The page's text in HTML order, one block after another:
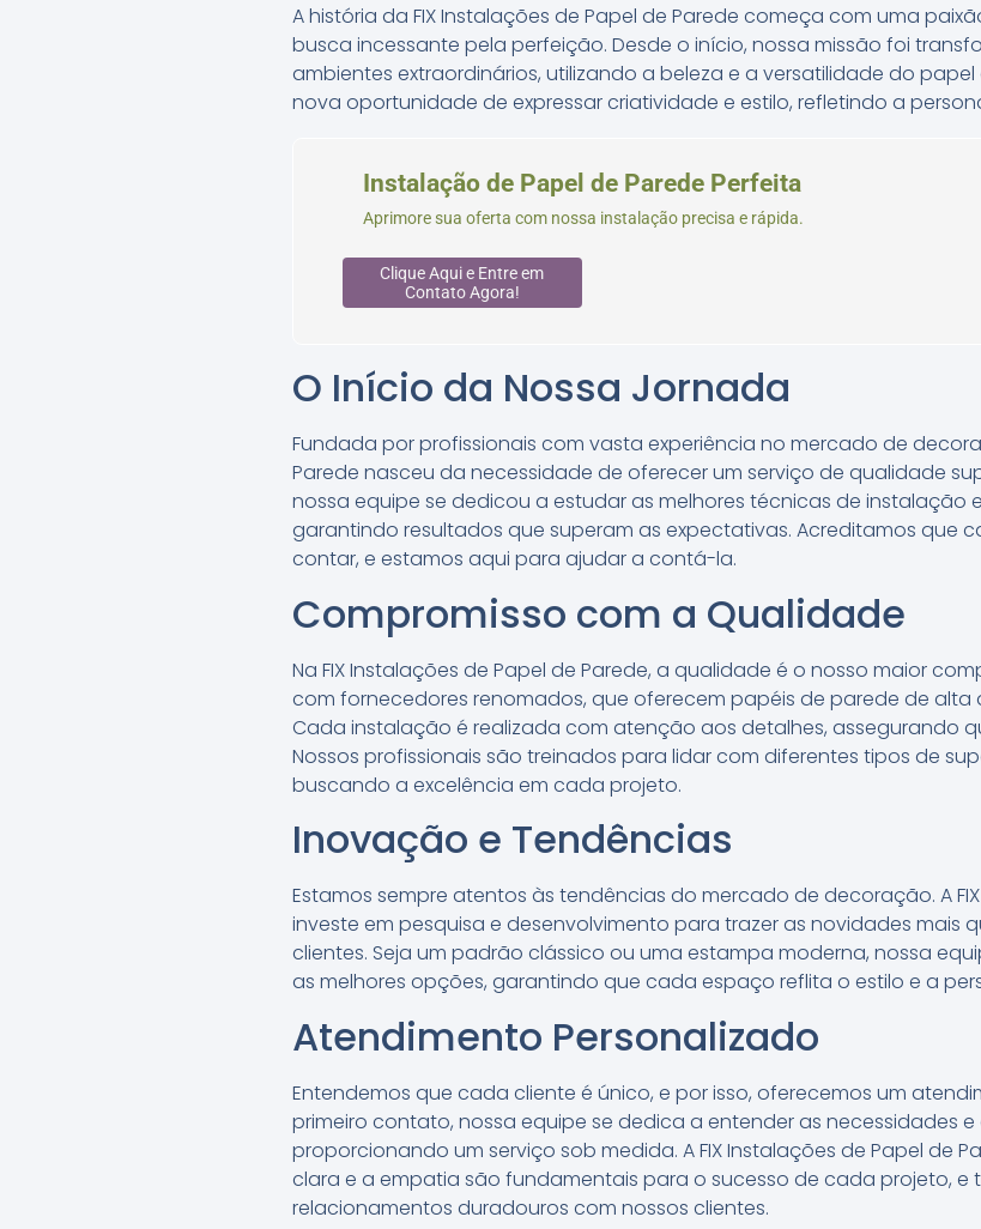
A história da FIX Instalações de Papel de Parede começa com uma
busca incessante pela perfeição. Desde o início, nossa missão foi
ambientes extraordinários, utilizando a beleza e a versatilidade do
nova oportunidade de expressar criatividade e estilo, refletindo a
Instalação de Papel de Parede Perfeita
Aprimore sua oferta com nossa instalação precisa e rápida.
Clique Aqui e Entre em
Contato Agora!
O Início da Nossa Jornada
Fundada por profissionais com vasta experiência no mercado de
Parede nasceu da necessidade de oferecer um serviço de qualidade
nossa equipe se dedicou a estudar as melhores técnicas de instalação
garantindo resultados que superam as expectativas. Acreditamos que
contar, e estamos aqui para ajudar a contá-la.
Compromisso com a Qualidade
Na FIX Instalações de Papel de Parede, a qualidade é o nosso maior
com fornecedores renomados, que oferecem papéis de parede de alta
Cada instalação é realizada com atenção aos detalhes, assegurando
Nossos profissionais são treinados para lidar com diferentes tipos de
buscando a excelência em cada projeto.
Inovação e Tendências
Estamos sempre atentos às tendências do mercado de decoração. A
investe em pesquisa e desenvolvimento para trazer as novidades mais
clientes. Seja um padrão clássico ou uma estampa moderna, nossa
as melhores opções, garantindo que cada espaço reflita o estilo e a
Atendimento Personalizado
Entendemos que cada cliente é único, e por isso, oferecemos um
primeiro contato, nossa equipe se dedica a entender as necessidades
proporcionando um serviço sob medida. A FIX Instalações de Papel de
clara e a empatia são fundamentais para o sucesso de cada projeto, e
relacionamentos duradouros com nossos clientes.